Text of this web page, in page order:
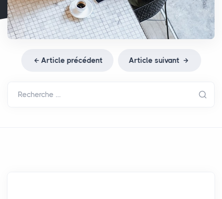
Article précédent Article suivant
Recherche …